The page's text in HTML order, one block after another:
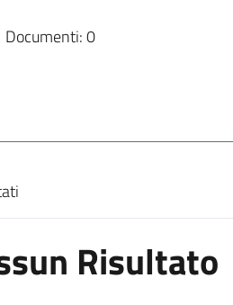
Documenti: 0
di ricerca
Risultato